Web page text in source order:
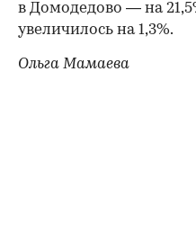
в Домодедово — на
увеличилось на 1,3%.
Ольга Мамаева